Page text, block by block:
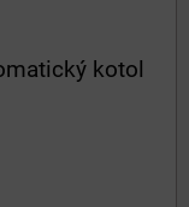
kotol